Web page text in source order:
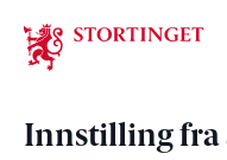
Stortinget.no
Innstilling fra